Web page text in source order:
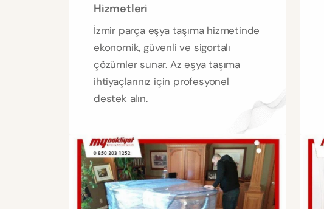
Hizmetleri
İzmir parça eşya taşıma hizmetinde
ekonomik, güvenli ve sigortalı
çözümler sunar. Az eşya taşıma
ihtiyaçlarınız için profesyonel
destek alın.